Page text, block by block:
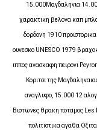
15.000Μαγδαληνια
χαρακτικη βελονα καπ
δορδονη 1910
ουνεσκο UNESCO 1979
ιππος ανασκαφη πειρονι
Κοριτσι της
αναγλυφο, 15.000 12
Βιστωνες θρακη ποταμος Les
πολιτιστικα αγαθα